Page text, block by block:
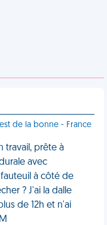
de la bonne - France
travail, prête à
avec
à côté de
? J'ai la dalle
de 12h et n'ai